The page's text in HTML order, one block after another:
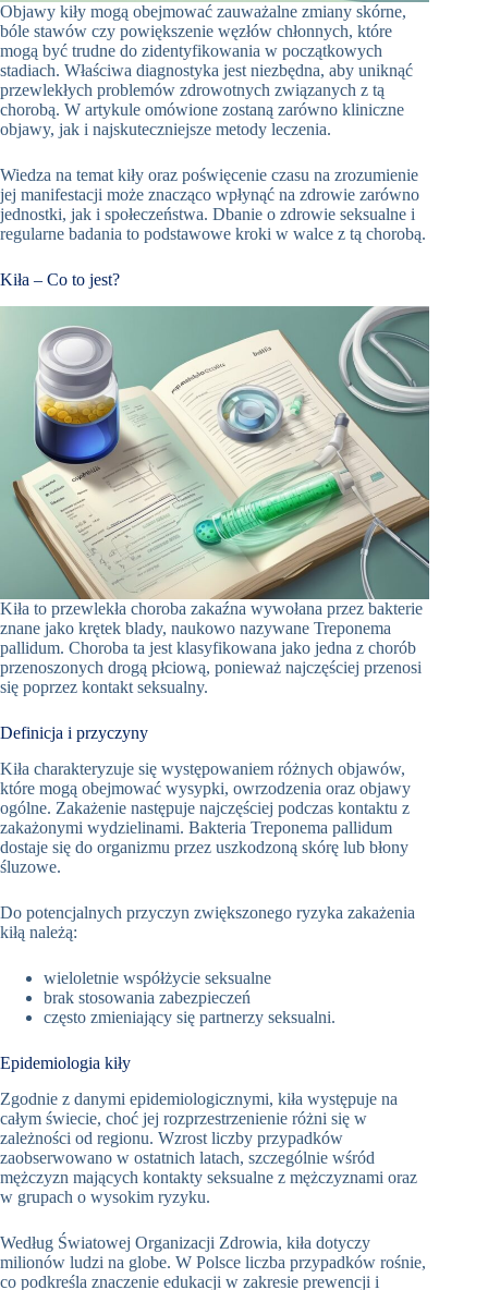
Objawy kiły mogą obejmować zauważalne zmiany skórne,
bóle stawów czy powiększenie węzłów chłonnych, które
mogą być trudne do zidentyfikowania w początkowych
stadiach. Właściwa diagnostyka jest niezbędna, aby uniknąć
przewlekłych problemów zdrowotnych związanych z tą
chorobą. W artykule omówione zostaną zarówno kliniczne
objawy, jak i najskuteczniejsze metody leczenia.
Wiedza na temat kiły oraz poświęcenie czasu na zrozumienie
jej manifestacji może znacząco wpłynąć na zdrowie zarówno
jednostki, jak i społeczeństwa. Dbanie o zdrowie seksualne i
regularne badania to podstawowe kroki w walce z tą chorobą.
Kiła – Co to jest?
Kiła to przewlekła choroba zakaźna wywołana przez bakterie
znane jako krętek blady, naukowo nazywane Treponema
pallidum. Choroba ta jest klasyfikowana jako jedna z chorób
przenoszonych drogą płciową, ponieważ najczęściej przenosi
się poprzez kontakt seksualny.
Definicja i przyczyny
Kiła charakteryzuje się występowaniem różnych objawów,
które mogą obejmować wysypki, owrzodzenia oraz objawy
ogólne. Zakażenie następuje najczęściej podczas kontaktu z
zakażonymi wydzielinami. Bakteria Treponema pallidum
dostaje się do organizmu przez uszkodzoną skórę lub błony
śluzowe.
Do potencjalnych przyczyn zwiększonego ryzyka zakażenia
kiłą należą:
wieloletnie współżycie seksualne
brak stosowania zabezpieczeń
często zmieniający się partnerzy seksualni.
Epidemiologia kiły
Zgodnie z danymi epidemiologicznymi, kiła występuje na
całym świecie, choć jej rozprzestrzenienie różni się w
zależności od regionu. Wzrost liczby przypadków
zaobserwowano w ostatnich latach, szczególnie wśród
mężczyzn mających kontakty seksualne z mężczyznami oraz
w grupach o wysokim ryzyku.
Według Światowej Organizacji Zdrowia, kiła dotyczy
milionów ludzi na globe. W Polsce liczba przypadków rośnie,
co podkreśla znaczenie edukacji w zakresie prewencji i